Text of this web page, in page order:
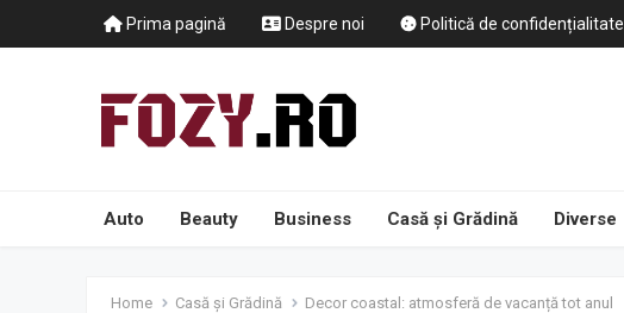
Prima pagină Despre noi Politică de confidențialitate
Auto Beauty Business Casă și Grădină Diverse
Home Casă și Grădină Decor coastal: atmosferă de vacanță tot anul